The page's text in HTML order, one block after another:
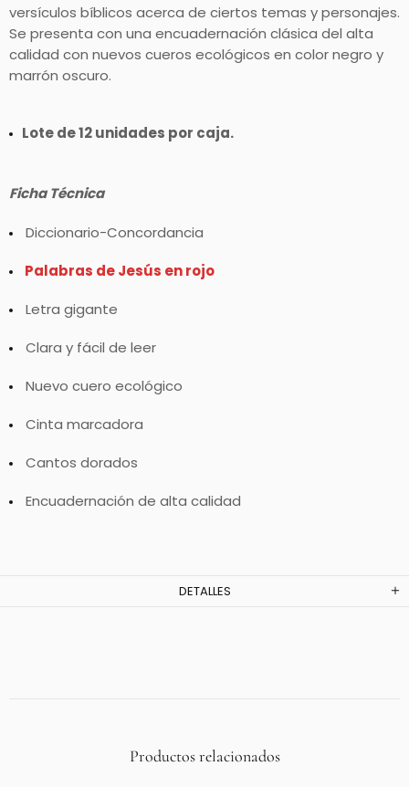
versículos bíblicos acerca de ciertos temas y personajes.
Se presenta con una encuadernación clásica del alta
calidad con nuevos cueros ecológicos en color negro y
marrón oscuro.
Lote de 12 unidades por caja.
Ficha Técnica
Diccionario-Concordancia
Palabras de Jesús en rojo
Letra gigante
Clara y fácil de leer
Nuevo cuero ecológico
Cinta marcadora
Cantos dorados
Encuadernación de alta calidad
DETALLES
Productos relacionados